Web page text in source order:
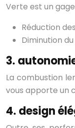
Verte est un
Réduction
Diminution
3.
La combustion
vous apporte un
4. design